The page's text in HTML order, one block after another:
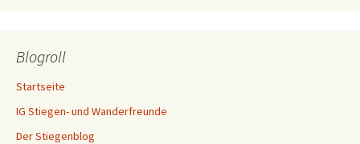
Blogroll
Startseite
IG Stiegen- und Wanderfreunde
Der Stiegenblog